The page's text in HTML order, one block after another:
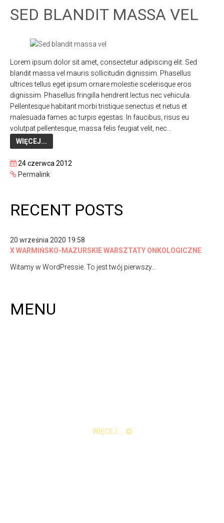
SED BLANDIT MASSA VEL
Lorem ipsum dolor sit amet, consectetur adipiscing elit. Sed
blandit massa vel mauris sollicitudin dignissim. Phasellus
ultrices tellus eget ipsum ornare molestie scelerisque eros
dignissim. Phasellus fringilla hendrerit lectus nec vehicula.
Pellentesque habitant morbi tristique senectus et netus et
malesuada fames ac turpis egestas. In faucibus, risus eu
volutpat pellentesque, massa felis feugiat velit, nec…
WIĘCEJ...
24 czerwca 2012
Permalink
RECENT POSTS
20 września 2020 19:58
X WARMIŃSKO-MAZURSKIE WARSZTATY ONKOLOGICZNE
Witamy w WordPressie. To jest twój pierwszy…
MENU
WIĘCEJ...